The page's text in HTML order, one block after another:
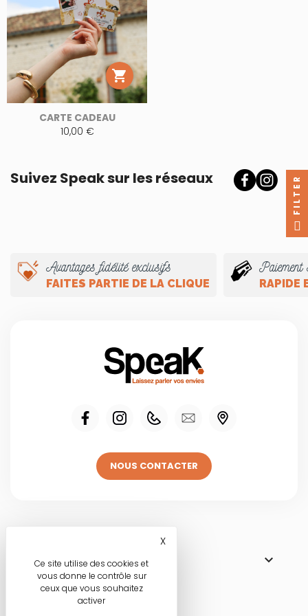

CARTE CADEAU
10,00 €
Suivez Speak sur les réseaux
Avantages fidélité exclusifs
FAITES PARTIE DE LA CLIQUE
Paiement
RAPIDE
NOUS CONTACTER

NOS BOUTIQUES
FILTER
Ce site utilise des cookies et
vous donne le contrôle sur
ceux que vous souhaitez
activer
XMasquer le bandeau des